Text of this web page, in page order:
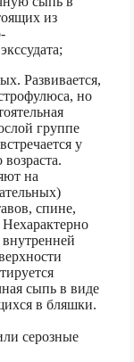
из
Развивается,
но
группе
у
на
спине,
сыпь в виде
в бляшки.
серозные